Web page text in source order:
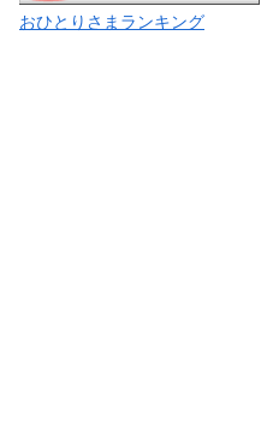
おひとりさまランキング